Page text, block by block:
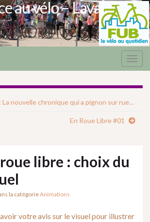
au vélo – Laval
La nouvelle chronique qui a pignon sur rue…
En Roue Libre #01
libre : choix du
la catégorieAnimations
votre avis sur le visuel pour illustrer